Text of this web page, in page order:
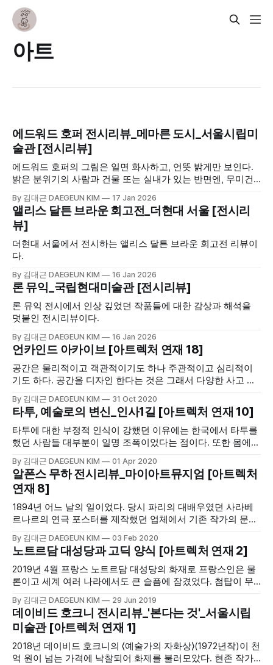
아트
에드워드 호퍼 전시리뷰_메마른 도시_서울시립미
술관 [전시리뷰]
에드워드 호퍼의 그림은 일면 화사하고, 언뜻 밝게만 보인다.
밝은 분위기의 사람과 건물 또는 실내가 있는 반면엔, 무미건
람들이 있고 조명이 있고 햇살이 비추고 그늘이 없다 하지만,
그 사람들은 표정이 없고 눈빛은 어딘가 모를 곳을 응시하고
있다. 서로가 서로의 눈빛을 쳐다보는 것이 아니라 각자 다른
곳을 쳐다보며 각자의 일을 하거나 각자의 감상에 빠져 있다.
By 김대근 DAEGEUN KIM 17 Jan 2026
앨리스 달튼 브라운 회고전_더현대 서울 [전시리
뷰]
더현대 서울에서 전시하는 앨리스 달튼 브라운 회고전 리뷰이
다.
By 김대근 DAEGEUN KIM 16 Jan 2026
론 뮤익_국립현대미술관 [전시리뷰]
론 뮤익 전시에서 인상 깊었던 작품들에 대한 감상과 해석을
덧붙인 전시리뷰이다.
By 김대근 DAEGEUN KIM 16 Jan 2026
언카인드 아카이브 [아트렉처 연재 18]
공간은 물리적이고 객관적이기도 하나 주관적이고 심리적이
기도 하다. 공간을 디자인 한다는 것은 그래서 다양한 사고 실
명에 대한 이해가 동반되어야 한다.
By 김대근 DAEGEUN KIM 31 Oct 2020
타투, 예술로의 변신_인사1길 [아트렉처 연재 10]
타투에 대한 부정적 인식이 강했던 이유에는 한국에서 타투를
했던 사람들 대부분이 일명 조폭이었다는 점이다. 또한 몸에다
인식은 매우 부정적이고 이것이 나아지는 데에는 오랜 시간이
필요할 것으로 보인다. 물론 시간이 흐른다 해도 이에 반대하
는 사람은 여전할 것이다.
By 김대근 DAEGEUN KIM 01 Apr 2020
알폰스 무하 전시리뷰_마이아트뮤지엄 [아트렉처
연재 8]
1894년 어느 날의 일이었다. 당시 파리의 대배우였던 사라베
르나르의 연극 포스터를 제작했던 업체에서 기존 작가의 문제
회를 잡은 것이었다. 그것은 곧 파리 시내를 떠들썩하게 만들
사건이었다. 알폰스 무하는 상하로 긴 걸개 그림 형식에 그리
스 여신의 자태를 통해 배우를 돋보이게 만들었다.
By 김대근 DAEGEUN KIM 03 Feb 2020
노트르담 대성당과 고딕 양식 [아트렉처 연재 2]
2019년 4월 프랑스 노트르담 대성당의 화재로 프랑스인은 물
론이고 세계 여러 나라에서도 큰 슬픔에 잠겼었다. 첨탑이 무
다. 프랑스 마크롱 대통령은 “우리의 일부가 불탔다.”며 “노트
르담 대성당은 우리의 역사이자 문학, 정신의 일부이고 위대한
사건들이 일어난 장소이자 우리 삶의 중심”이었다는 말로 안
타까움을 표했다.
By 김대근 DAEGEUN KIM 29 Jun 2019
데이비드 호크니 전시리뷰_'본다는 것'_서울시립
미술관 [아트렉처 연재 1]
2018년 데이비드 호크니의 ⟨예술가의 자화상⟩(1972년작)이 천
억 원이 넘는 가격에 낙찰되어 화제를 불러모았다. 현존 작가